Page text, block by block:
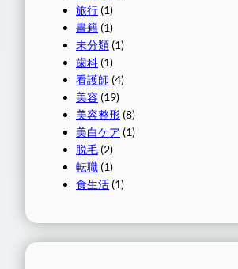
旅行 (1)
書籍 (1)
未分類 (1)
歯科 (1)
看護師 (4)
美容 (19)
美容整形 (8)
美白ケア (1)
脱毛 (2)
転職 (1)
食生活 (1)